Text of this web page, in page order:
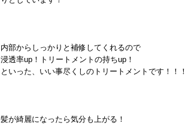
内部からしっかりと補修してくれるので
浸透率up！トリートメントの持ちup！
といった、いい事尽くしのトリートメントです！！！
髪が綺麗になったら気分も上がる！